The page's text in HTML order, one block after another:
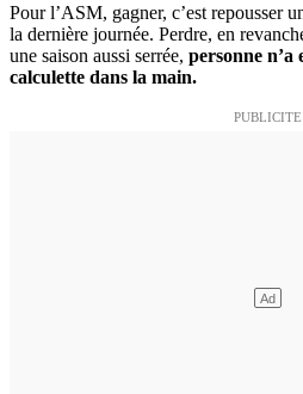
Pour l’ASM, gagner, c’est repousser
la dernière journée. Perdre, en
une saison aussi serrée, personne n’a
calculette dans la main.